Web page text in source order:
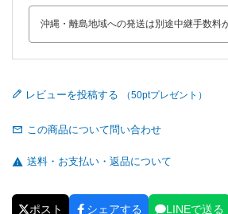
レビューを投稿する
この商品について問い合わせ
送料・お支払い・返品について
ポスト シェアする LINEで送る